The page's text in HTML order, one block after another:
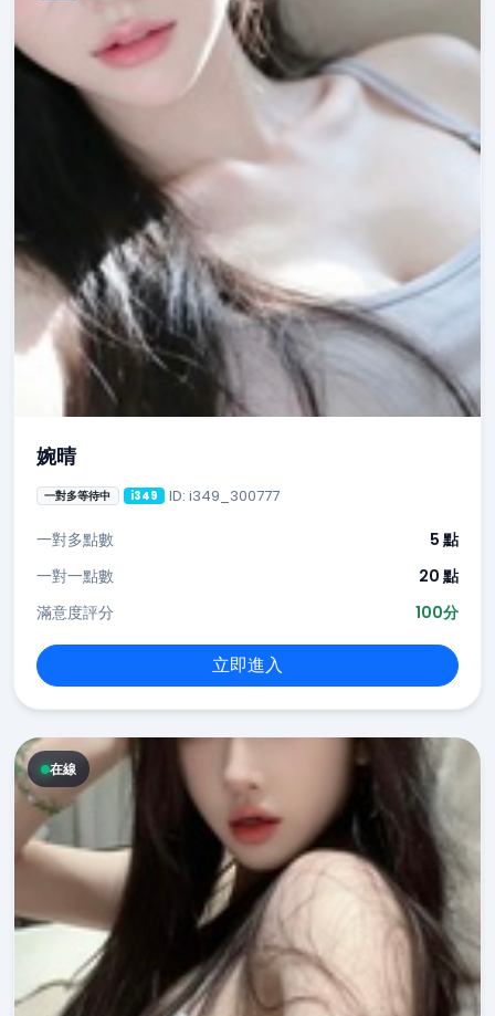
婉晴
一對多等待中 i349 ID: i349_300777
一對多點數
5 點
一對一點數
20 點
滿意度評分
100分
立即進入
在線